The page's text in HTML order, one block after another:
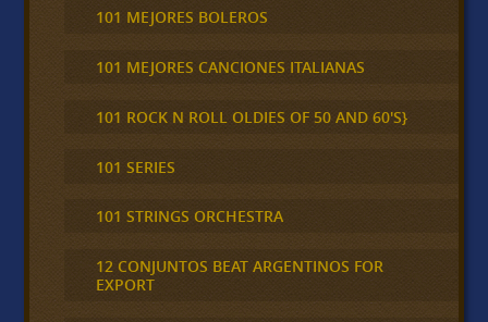
101 MEJORES BOLEROS
101 MEJORES CANCIONES ITALIANAS
101 ROCK N ROLL OLDIES OF 50 AND 60'S}
101 SERIES
101 STRINGS ORCHESTRA
12 CONJUNTOS BEAT ARGENTINOS FOR
EXPORT